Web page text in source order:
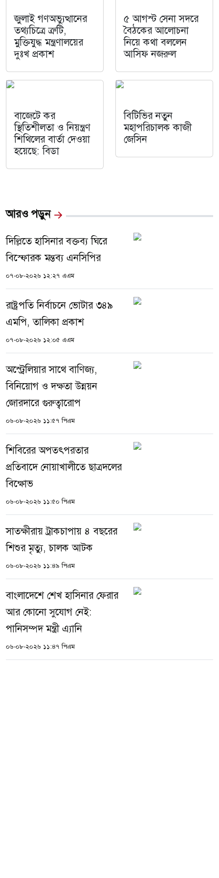
জুলাই গণঅভ্যুত্থানের
তথ্যচিত্রে ত্রুটি,
মুক্তিযুদ্ধ মন্ত্রণালয়ের
দুঃখ প্রকাশ
৫ আগস্ট সেনা সদরে
বৈঠকের আলোচনা
নিয়ে কথা বললেন
আসিফ নজরুল
বাজেটে কর
স্থিতিশীলতা ও নিয়ন্ত্রণ
শিথিলের বার্তা দেওয়া
হয়েছে: বিডা
বিটিভির নতুন
মহাপরিচালক কাজী
জেসিন
আরও পড়ুন
দিল্লিতে হাসিনার বক্তব্য ঘিরে
বিস্ফোরক মন্তব্য এনসিপির
০৭-০৮-২০২৬ ১২:২৭ এএম
রাষ্ট্রপতি নির্বাচনে ভোটার ৩৪৯
এমপি, তালিকা প্রকাশ
০৭-০৮-২০২৬ ১২:০৫ এএম
অস্ট্রেলিয়ার সাথে বাণিজ্য,
বিনিয়োগ ও দক্ষতা উন্নয়ন
জোরদারে গুরুত্বারোপ
০৬-০৮-২০২৬ ১১:৫৭ পিএম
শিবিরের অপতৎপরতার
প্রতিবাদে নোয়াখালীতে ছাত্রদলের
বিক্ষোভ
০৬-০৮-২০২৬ ১১:৫০ পিএম
সাতক্ষীরায় ট্রাকচাপায় ৪ বছরের
শিশুর মৃত্যু, চালক আটক
০৬-০৮-২০২৬ ১১:৪৯ পিএম
বাংলাদেশে শেখ হাসিনার ফেরার
আর কোনো সুযোগ নেই:
পানিসম্পদ মন্ত্রী এ্যানি
০৬-০৮-২০২৬ ১১:৪৭ পিএম